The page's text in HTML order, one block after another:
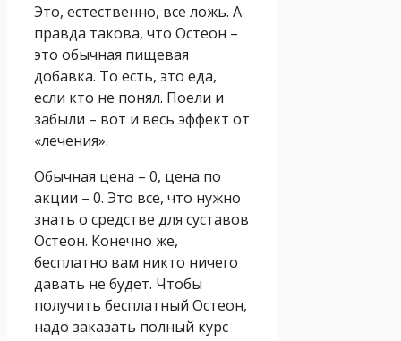
Это, естественно, все ложь. А
правда такова, что Остеон –
это обычная пищевая
добавка. То есть, это еда,
если кто не понял. Поели и
забыли – вот и весь эффект от
«лечения».
Обычная цена – 0, цена по
акции – 0. Это все, что нужно
знать о средстве для суставов
Остеон. Конечно же,
бесплатно вам никто ничего
давать не будет. Чтобы
получить бесплатный Остеон,
надо заказать полный курс